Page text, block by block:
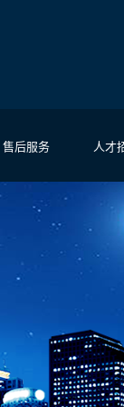
售后服务 人才